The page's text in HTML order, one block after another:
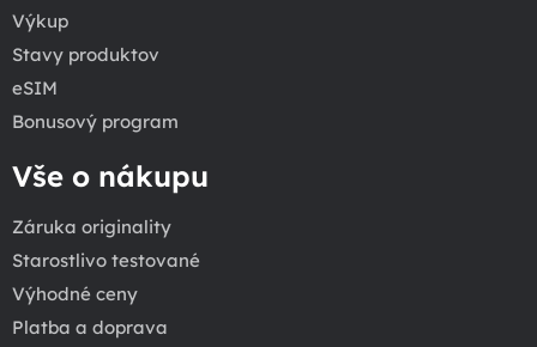
Výkup
Stavy produktov
eSIM
Bonusový program
Vše o nákupu
Záruka originality
Starostlivo testované
Výhodné ceny
Platba a doprava